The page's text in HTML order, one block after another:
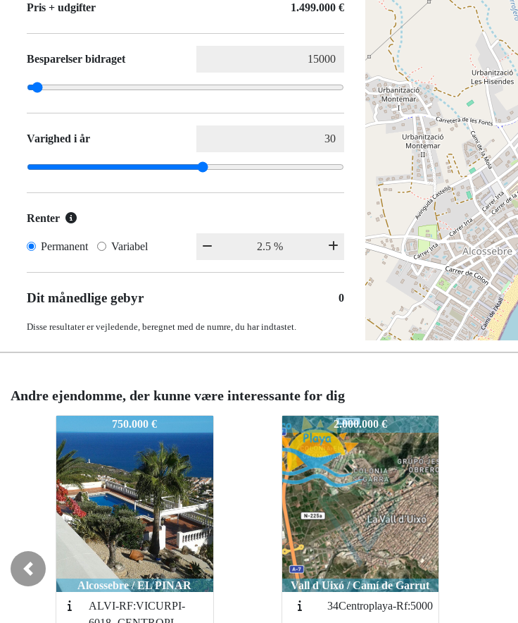
Pris + udgifter 1.499.000 €
Besparelser bidraget
Varighed i år
Renter
Permanent Variabel
Dit månedlige gebyr 0
Disse resultater er vejledende, beregnet med de numre, du har indtastet.
Andre ejendomme, der kunne være interessante for dig
ALVI.RF:4349-6017-CENTROPLAYA
2.000.000 €
Vall d Uixó / Camí de Garrut
34Centroplaya-Rf:5000
ALVI.RF:4349-6017-CENTROPLAYA
2.000.000 €
Vall d Uixó / Camí de Garrut
34Centroplaya-Rf:5000
ALVI.RF:4349-6017-CENTROPLAYA
750.000 €
Alcossebre / EL PINAR
ALVI-RF:VICURPI-
Previous